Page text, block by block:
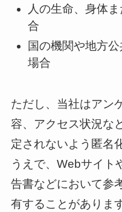
人の生命、身体
合
国の機関や地方
場合
ただし、当社はアン
容、アクセス状況な
定されないよう匿名
うえで、Webサイト
告書などにおいて参
有することがありま